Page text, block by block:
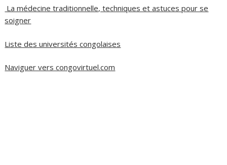
La médecine traditionnelle, techniques et astuces pour se
soigner
Liste des universités congolaises
Naviguer vers congovirtuel.com